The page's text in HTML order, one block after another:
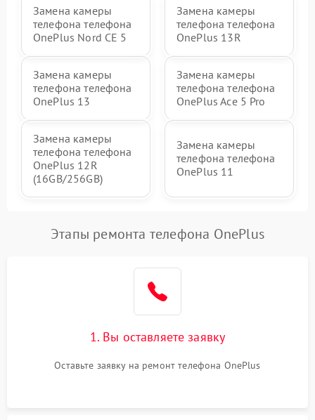
Замена камеры
телефона телефона
OnePlus Nord CE 5
Замена камеры
телефона телефона
OnePlus 13R
Замена камеры
телефона телефона
OnePlus 13
Замена камеры
телефона телефона
OnePlus Ace 5 Pro
Замена камеры
телефона телефона
OnePlus 12R
(16GB/256GB)
Замена камеры
телефона телефона
OnePlus 11
Этапы ремонта телефона OnePlus
1. Вы оставляете заявку
Оставьте заявку на ремонт телефона OnePlus